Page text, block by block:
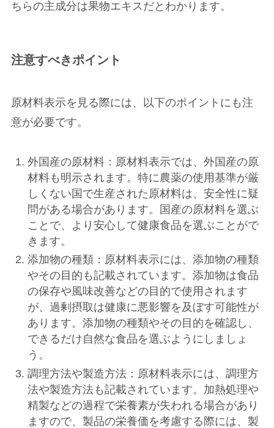
ちらの主成分は果物エキスだとわかります。
注意すべきポイント
原材料表示を見る際には、以下のポイントにも注
意が必要です。
外国産の原材料：原材料表示では、外国産の原
材料も明示されます。特に農薬の使用基準が厳
しくない国で生産された原材料は、安全性に疑
問がある場合があります。国産の原材料を選ぶ
ことで、より安心して健康食品を選ぶことがで
きます。
添加物の種類：原材料表示には、添加物の種類
やその目的も記載されています。添加物は食品
の保存や風味改善などの目的で使用されます
が、過剰摂取は健康に悪影響を及ぼす可能性が
あります。添加物の種類やその目的を確認し、
できるだけ自然な食品を選ぶようにしましょ
う。
調理方法や製造方法：原材料表示には、調理方
法や製造方法も記載されています。加熱処理や
精製などの過程で栄養素が失われる場合があり
ますので、製品の栄養価を考慮する際には、製